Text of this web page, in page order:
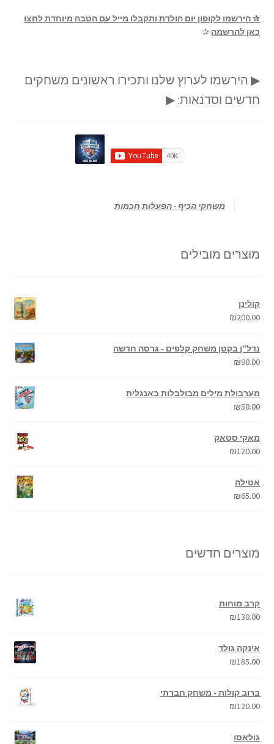
✰ הירשמו לקופון יום הולדת ותקבלו מייל עם הטבה מיוחדת לחצו
כאן להרשמה ✰
▶ הירשמו לערוץ שלנו ותכירו ראשונים משחקים
חדשים וסדנאות: ▶
‏משחקי הכיף - הפעלות חכמות‏
מוצרים מובילים
קולינן
₪200.00
נדל"ן בקטן משחק קלפים - גרסה חדשה
₪90.00
מערבולת מילים מבולבלות באנגלית
₪50.00
מאקי סטאק
₪120.00
אטילה
₪65.00
מוצרים חדשים
קרב מוחות
₪130.00
אינקה גולד
₪185.00
ברוב קולות - משחק חברתי
₪120.00
גולאסו